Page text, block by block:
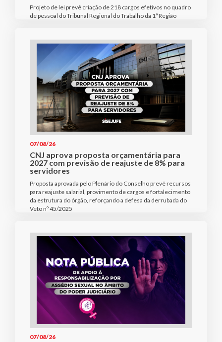
Projeto de lei prevê criação de 218 cargos efetivos no quadro
de pessoal do Tribunal Regional do Trabalho da 1ª Região
07/08/26
CNJ aprova proposta orçamentária para
2027 com previsão de reajuste de 8% para
servidores
Proposta aprovada pelo Plenário do Conselho prevê recursos
para reajuste salarial, provimento de cargos e fortalecimento
da estrutura do órgão, reforçando a defesa da derrubada do
Veto nº 45/2025
07/08/26